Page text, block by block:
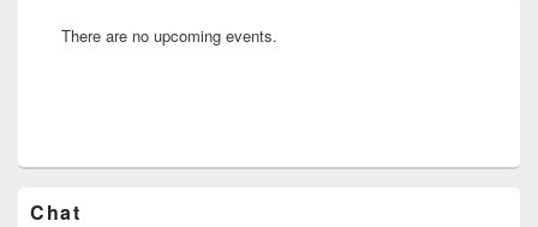
There are no upcoming events.
Chat